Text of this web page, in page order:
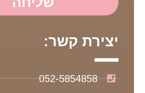
יצירת קשר:
052-5854858